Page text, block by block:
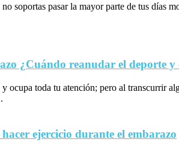
soportas pasar la mayor parte de tus días
¿Cuándo reanudar el deporte
ocupa toda tu atención; pero al transcurrir
ejercicio durante el embarazo